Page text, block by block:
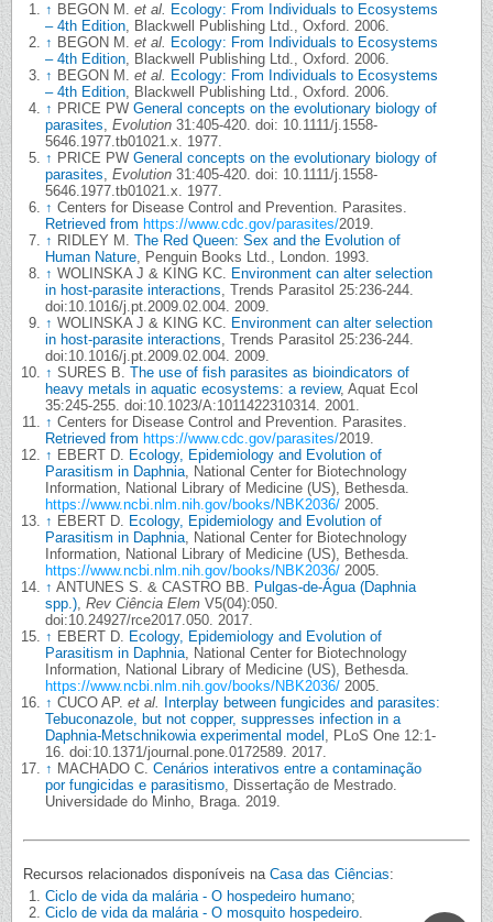
↑ BEGON M. et al. Ecology: From Individuals to Ecosystems
– 4th Edition, Blackwell Publishing Ltd., Oxford. 2006.
↑ BEGON M. et al. Ecology: From Individuals to Ecosystems
– 4th Edition, Blackwell Publishing Ltd., Oxford. 2006.
↑ BEGON M. et al. Ecology: From Individuals to Ecosystems
– 4th Edition, Blackwell Publishing Ltd., Oxford. 2006.
↑ PRICE PW General concepts on the evolutionary biology of
parasites, Evolution 31:405-420. doi: 10.1111/j.1558-
5646.1977.tb01021.x. 1977.
↑ PRICE PW General concepts on the evolutionary biology of
parasites, Evolution 31:405-420. doi: 10.1111/j.1558-
5646.1977.tb01021.x. 1977.
↑ Centers for Disease Control and Prevention. Parasites.
Retrieved from https://www.cdc.gov/parasites/2019.
↑ RIDLEY M. The Red Queen: Sex and the Evolution of
Human Nature, Penguin Books Ltd., London. 1993.
↑ WOLINSKA J & KING KC. Environment can alter selection
in host-parasite interactions, Trends Parasitol 25:236-244.
doi:10.1016/j.pt.2009.02.004. 2009.
↑ WOLINSKA J & KING KC. Environment can alter selection
in host-parasite interactions, Trends Parasitol 25:236-244.
doi:10.1016/j.pt.2009.02.004. 2009.
↑ SURES B. The use of fish parasites as bioindicators of
heavy metals in aquatic ecosystems: a review, Aquat Ecol
35:245-255. doi:10.1023/A:1011422310314. 2001.
↑ Centers for Disease Control and Prevention. Parasites.
Retrieved from https://www.cdc.gov/parasites/2019.
↑ EBERT D. Ecology, Epidemiology and Evolution of
Parasitism in Daphnia, National Center for Biotechnology
Information, National Library of Medicine (US), Bethesda.
https://www.ncbi.nlm.nih.gov/books/NBK2036/ 2005.
↑ EBERT D. Ecology, Epidemiology and Evolution of
Parasitism in Daphnia, National Center for Biotechnology
Information, National Library of Medicine (US), Bethesda.
https://www.ncbi.nlm.nih.gov/books/NBK2036/ 2005.
↑ ANTUNES S. & CASTRO BB. Pulgas-de-Água (Daphnia
spp.), Rev Ciência Elem V5(04):050.
doi:10.24927/rce2017.050. 2017.
↑ EBERT D. Ecology, Epidemiology and Evolution of
Parasitism in Daphnia, National Center for Biotechnology
Information, National Library of Medicine (US), Bethesda.
https://www.ncbi.nlm.nih.gov/books/NBK2036/ 2005.
↑ CUCO AP. et al.
Interplay between fungicides and parasites:
Tebuconazole, but not copper, suppresses infection in a
Daphnia-Metschnikowia experimental model , PLoS One 12:1-
16. doi:10.1371/journal.pone.0172589. 2017.
↑ MACHADO C. Cenários interativos entre a contaminação
por fungicidas e parasitismo, Dissertação de Mestrado.
Universidade do Minho, Braga. 2019.
Recursos relacionados disponíveis na Casa das Ciências:
Ciclo de vida da malária - O hospedeiro humano;
Ciclo de vida da malária - O mosquito hospedeiro.